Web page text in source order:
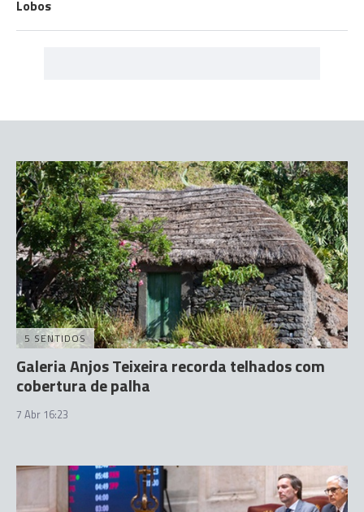
Lobos
5 SENTIDOS
Galeria Anjos Teixeira recorda telhados com
cobertura de palha
7 Abr 16:23